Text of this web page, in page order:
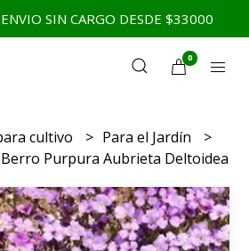
SIN CARGO DESDE $33000
0
cultivo
Para el Jardín
Berro Purpura Aubrieta Deltoidea